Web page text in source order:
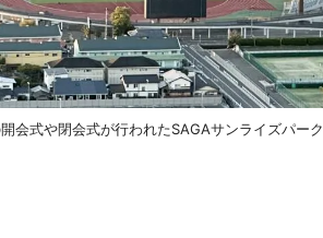
会式や閉会式が行われたSAGAサンライズパーク